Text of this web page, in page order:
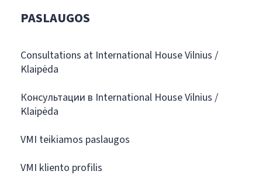
PASLAUGOS
Consultations at International House Vilnius /
Klaipėda
Консультации в International House Vilnius /
Klaipėda
VMI teikiamos paslaugos
VMI kliento profilis